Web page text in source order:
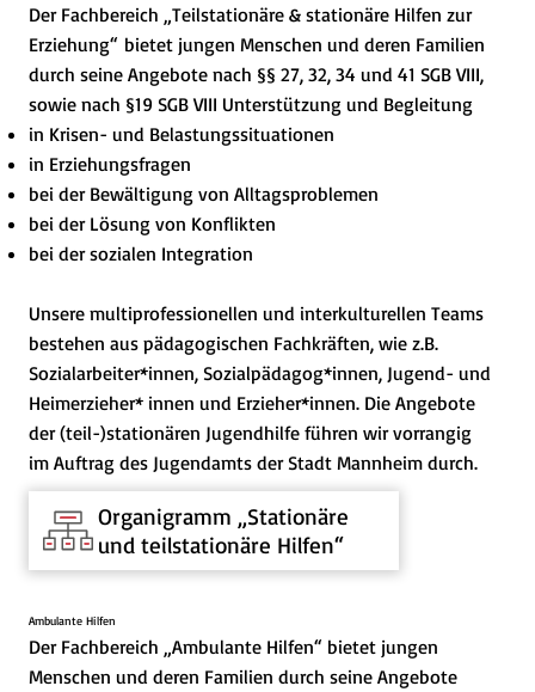
Der Fachbereich „Teilstationäre & stationäre Hilfen zur
Erziehung“ bietet jungen Menschen und deren Familien
durch seine Angebote nach §§ 27, 32, 34 und 41 SGB VIII,
sowie nach §19 SGB VIII Unterstützung und Begleitung
in Krisen- und Belastungssituationen
in Erziehungsfragen
bei der Bewältigung von Alltagsproblemen
bei der Lösung von Konflikten
bei der sozialen Integration
Unsere multiprofessionellen und interkulturellen Teams
bestehen aus pädagogischen Fachkräften, wie z.B.
Sozialarbeiter*innen, Sozialpädagog*innen, Jugend- und
Heimerzieher* innen und Erzieher*innen. Die Angebote
der (teil-)stationären Jugendhilfe führen wir vorrangig
im Auftrag des Jugendamts der Stadt Mannheim durch.
Organigramm „Stationäre
und teilstationäre Hilfen“
Ambulante Hilfen
Der Fachbereich „Ambulante Hilfen“ bietet jungen
Menschen und deren Familien durch seine Angebote